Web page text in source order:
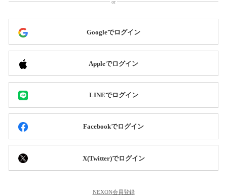
Googleでログイン
Appleでログイン
LINEでログイン
Facebookでログイン
X(Twitter)でログイン
NEXON会員登録